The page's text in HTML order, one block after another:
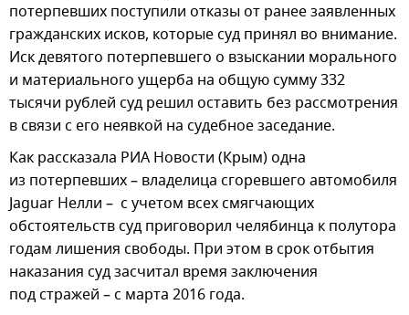
потерпевших поступили отказы от ранее заявленных
гражданских исков, которые суд принял во внимание.
Иск девятого потерпевшего о взыскании морального
и материального ущерба на общую сумму 332
тысячи рублей суд решил оставить без рассмотрения
в связи с его неявкой на судебное заседание.
Как рассказала РИА Новости (Крым) одна
из потерпевших – владелица сгоревшего автомобиля
Jaguar Нелли – с учетом всех смягчающих
обстоятельств суд приговорил челябинца к полутора
годам лишения свободы. При этом в срок отбытия
наказания суд засчитал время заключения
под стражей – с марта 2016 года.